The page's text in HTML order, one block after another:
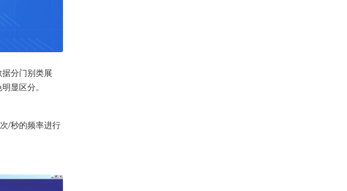
分门别类展
显区分。
/秒的频率进行